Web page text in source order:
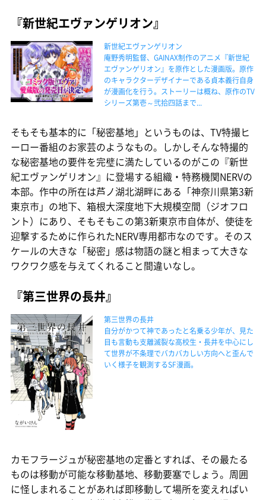
『新世紀エヴァンゲリオン』
新世紀エヴァンゲリオン
庵野秀明監督、GAINAX制作のアニメ『新世紀
エヴァンゲリオン』を原作とした漫画版。原作
のキャラクターデザイナーである貞本義行自身
が漫画化を行う。ストーリーは概ね、原作のTV
シリーズ第壱～弐拾四話まで...
そもそも基本的に「秘密基地」というものは、TV特撮ヒ
ーロー番組のお家芸のようなもの。しかしそんな特撮的
な秘密基地の要件を完璧に満たしているのがこの『新世
紀エヴァンゲリオン』に登場する組織・特務機関NERVの
本部。作中の所在は芦ノ湖北湖畔にある「神奈川県第3新
東京市」の地下、箱根大深度地下大規模空間（ジオフロ
ント）にあり、そもそもこの第3新東京市自体が、使徒を
迎撃するために作られたNERV専用都市なのです。そのス
ケールの大きな「秘密」感は物語の謎と相まって大きな
ワクワク感を与えてくれること間違いなし。
『第三世界の長井』
第三世界の長井
自分がかつて神であったと名乗る少年が、見た
目も言動も支離滅裂な高校生・長井を中心にし
て世界が不条理でバカバカしい方向へと歪んで
いく様子を観測するSF漫画。
カモフラージュが秘密基地の定番とすれば、その最たる
ものは移動が可能な移動基地、移動要塞でしょう。周囲
に怪しまれることがあれば即移動して場所を変えればい